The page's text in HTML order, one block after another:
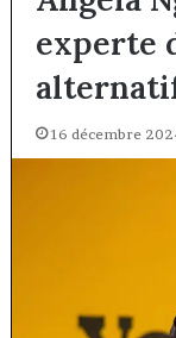
experte
16 décembre